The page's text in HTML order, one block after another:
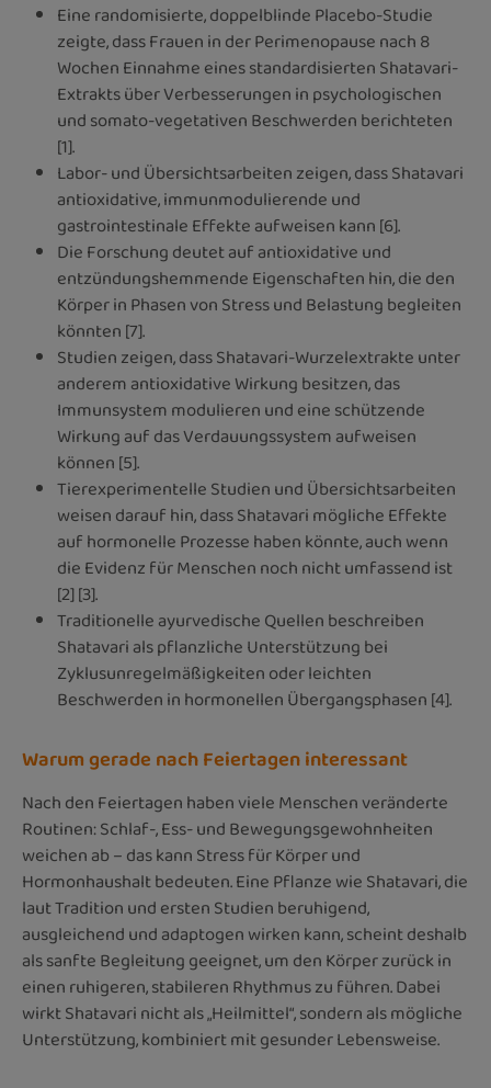
Eine randomisierte, doppelblinde Placebo-Studie
zeigte, dass Frauen in der Perimenopause nach 8
Wochen Einnahme eines standardisierten Shatavari-
Extrakts über Verbesserungen in psychologischen
und somato-vegetativen Beschwerden berichteten
[1].
Labor- und Übersichtsarbeiten zeigen, dass Shatavari
antioxidative, immunmodulierende und
gastrointestinale Effekte aufweisen kann [6].
Die Forschung deutet auf antioxidative und
entzündungshemmende Eigenschaften hin, die den
Körper in Phasen von Stress und Belastung begleiten
könnten [7].
Studien zeigen, dass Shatavari-Wurzelextrakte unter
anderem antioxidative Wirkung besitzen, das
Immunsystem modulieren und eine schützende
Wirkung auf das Verdauungssystem aufweisen
können [5].
Tierexperimentelle Studien und Übersichtsarbeiten
weisen darauf hin, dass Shatavari mögliche Effekte
auf hormonelle Prozesse haben könnte, auch wenn
die Evidenz für Menschen noch nicht umfassend ist
[2] [3].
Traditionelle ayurvedische Quellen beschreiben
Shatavari als pflanzliche Unterstützung bei
Zyklusunregelmäßigkeiten oder leichten
Beschwerden in hormonellen Übergangsphasen [4].
Warum gerade nach Feiertagen interessant
Nach den Feiertagen haben viele Menschen veränderte
Routinen: Schlaf-, Ess- und Bewegungsgewohnheiten
weichen ab – das kann Stress für Körper und
Hormonhaushalt bedeuten. Eine Pflanze wie Shatavari, die
laut Tradition und ersten Studien beruhigend,
ausgleichend und adaptogen wirken kann, scheint deshalb
als sanfte Begleitung geeignet, um den Körper zurück in
einen ruhigeren, stabileren Rhythmus zu führen. Dabei
wirkt Shatavari nicht als „Heilmittel“, sondern als mögliche
Unterstützung, kombiniert mit gesunder Lebensweise.